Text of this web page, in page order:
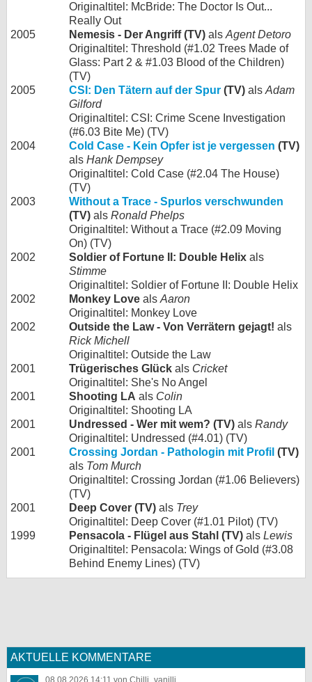
Originaltitel: McBride: The Doctor Is Out...
Really Out
2005
Nemesis - Der Angriff (TV) als Agent Detoro
Originaltitel: Threshold (#1.02 Trees Made of
Glass: Part 2 & #1.03 Blood of the Children)
(TV)
2005
CSI: Den Tätern auf der Spur (TV) als Adam
Gilford
Originaltitel: CSI: Crime Scene Investigation
(#6.03 Bite Me) (TV)
2004
Cold Case - Kein Opfer ist je vergessen (TV)
als Hank Dempsey
Originaltitel: Cold Case (#2.04 The House)
(TV)
2003
Without a Trace - Spurlos verschwunden
(TV) als Ronald Phelps
Originaltitel: Without a Trace (#2.09 Moving
On) (TV)
2002
Soldier of Fortune II: Double Helix als
Stimme
Originaltitel: Soldier of Fortune II: Double Helix
2002
Monkey Love als Aaron
Originaltitel: Monkey Love
2002
Outside the Law - Von Verrätern gejagt! als
Rick Michell
Originaltitel: Outside the Law
2001
Trügerisches Glück als Cricket
Originaltitel: She's No Angel
2001
Shooting LA als Colin
Originaltitel: Shooting LA
2001
Undressed - Wer mit wem? (TV) als Randy
Originaltitel: Undressed (#4.01) (TV)
2001
Crossing Jordan - Pathologin mit Profil (TV)
als Tom Murch
Originaltitel: Crossing Jordan (#1.06 Believers)
(TV)
2001
Deep Cover (TV) als Trey
Originaltitel: Deep Cover (#1.01 Pilot) (TV)
1999
Pensacola - Flügel aus Stahl (TV) als Lewis
Originaltitel: Pensacola: Wings of Gold (#3.08
Behind Enemy Lines) (TV)
AKTUELLE KOMMENTARE
08.08.2026 14:11 von Chilli_vanilli